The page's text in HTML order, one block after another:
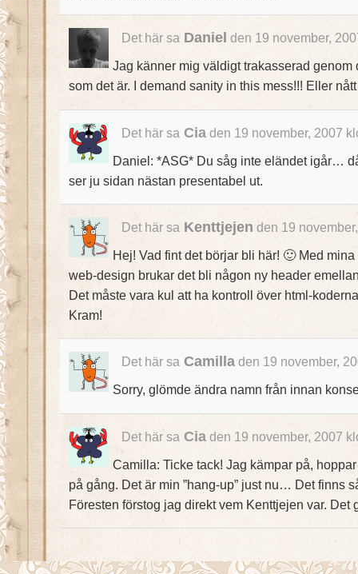
Det här sa Daniel den 19 november,
Jag känner mig väldigt trakasserad genom
som det är. I demand sanity in this mess!!! Eller
Det här sa Ciaden 19 november, 2007
Daniel: *ASG* Du såg inte eländet igår…
ser ju sidan nästan presentabel ut.
Det här sa Kenttjejen den 19
Hej! Vad fint det börjar bli här! 🙂 Med mina
web-design brukar det bli någon ny header
Det måste vara kul att ha kontroll över html-
Kram!
Det här sa Camilladen 19 november,
Sorry, glömde ändra namn från innan
Det här sa Ciaden 19 november, 2007
Camilla: Ticke tack! Jag kämpar på,
på gång. Det är min ”hang-up” just nu… Det finns
Föresten förstog jag direkt vem Kenttjejen var. Det